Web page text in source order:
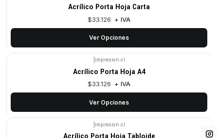
Acrílico Porta Hoja Carta
$33.126 + IVA
Ver Opciones
impresion.cl
Acrílico Porta Hoja A4
$33.126 + IVA
Ver Opciones
impresion.cl
Acrílico Porta Hoja Tabloide